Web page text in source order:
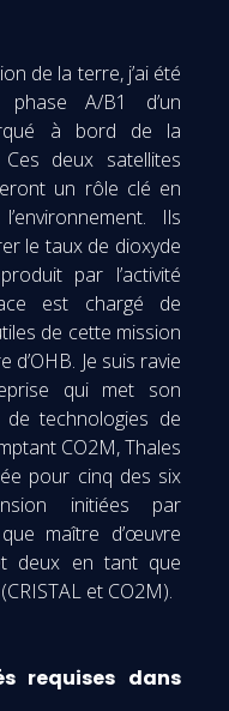
de la terre, j’ai été
A/B1 d’un
à bord de la
deux satellites
un rôle clé en
Ils
le taux de dioxyde
par l’activité
est chargé de
de cette mission
Je suis ravie
qui met son
technologies de
CO2M, Thales
pour cinq des six
initiées par
maître d’œuvre
deux en tant que
et CO2M).
requises dans